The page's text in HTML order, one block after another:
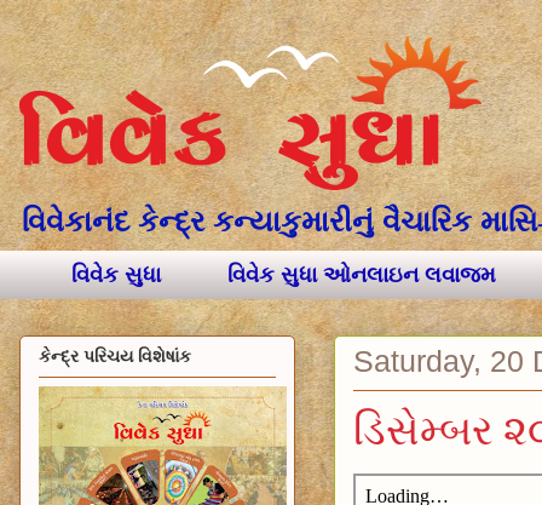
વિવેકાનંદ કેન્દ્ર કન્યાકુમારીનું વૈચારિક
વિવેક સુધા વિવેક સુધા ઓનલાઇન લવાજમ
Saturday, 20
ડિસેમ્બર
કેન્દ્ર પરિચય વિશેષાંક